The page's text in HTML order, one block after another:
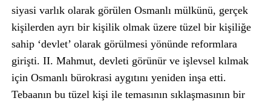
siyasi varlık olarak görülen Osmanlı mülkünü, gerçek
kişilerden ayrı bir kişilik olmak üzere tüzel bir kişiliğe
sahip ‘devlet’ olarak görülmesi yönünde reformlara
girişti. II. Mahmut, devleti görünür ve işlevsel kılmak
için Osmanlı bürokrasi aygıtını yeniden inşa etti.
Tebaanın bu tüzel kişi ile temasının sıklaşmasının bir